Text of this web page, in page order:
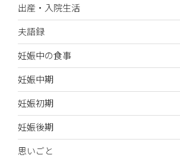
出産・入院生活
夫語録
妊娠中の食事
妊娠中期
妊娠初期
妊娠後期
思いごと